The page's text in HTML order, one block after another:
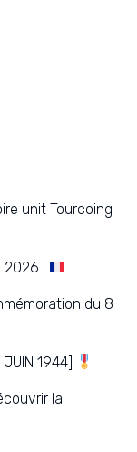
unit Tourcoing
2026 !
du 8
JUIN 1944]
la